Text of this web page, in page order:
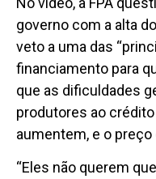
governo com a alta
veto a uma das
financiamento para
que as dificuldades
produtores ao
aumentem, e o
“Eles não querem